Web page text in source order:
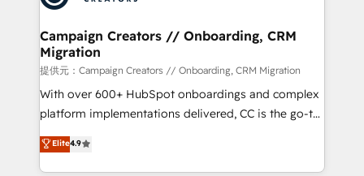
approach has helped brands dominate their
and manufacturers since 2002, we are committed to
empowering our clients and developing their
autonomy. Get to grips with HubSpot through
guided implementation and seamless integration of
the CRM platform into your digital ecosystem. Would
you like support in deploying your inbound
to your needs and sales objectives. With 125+
certifications, we are part of the most certified
Campaign Creators // Onboarding, CRM
Migration
提供元：Campaign Creators // Onboarding, CRM Migration
With over 600+ HubSpot onboardings and complex
platform implementations delivered, CC is the go-to
Elite Solutions Partner for businesses ready to
migrate, replatform, and scale smarter. We specialize
in high-impact CRM and CMS migrations and
Elite4.9